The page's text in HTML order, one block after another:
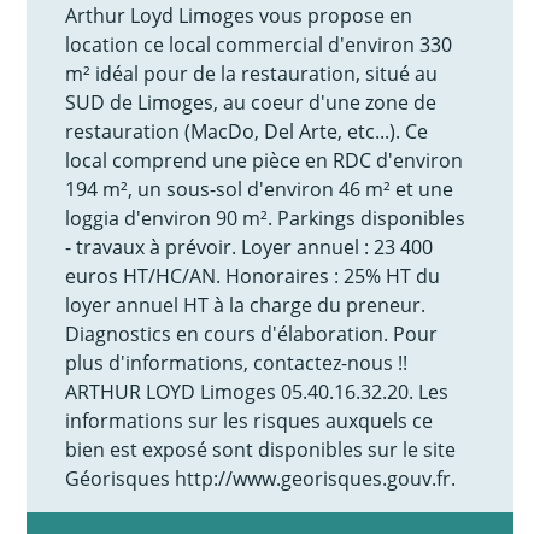
Arthur Loyd Limoges vous propose en
location ce local commercial d'environ 330
m² idéal pour de la restauration, situé au
SUD de Limoges, au coeur d'une zone de
restauration (MacDo, Del Arte, etc...). Ce
local comprend une pièce en RDC d'environ
194 m², un sous-sol d'environ 46 m² et une
loggia d'environ 90 m². Parkings disponibles
- travaux à prévoir. Loyer annuel : 23 400
euros HT/HC/AN. Honoraires : 25% HT du
loyer annuel HT à la charge du preneur.
Diagnostics en cours d'élaboration. Pour
plus d'informations, contactez-nous !!
ARTHUR LOYD Limoges 05.40.16.32.20. Les
informations sur les risques auxquels ce
bien est exposé sont disponibles sur le site
Géorisques http://www.georisques.gouv.fr.